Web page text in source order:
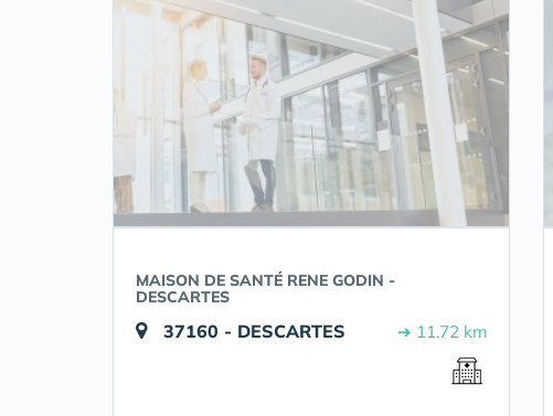
MAISON DE SANTÉ RENE GODIN -
DESCARTES
37160 - DESCARTES ➔ 11.72 km